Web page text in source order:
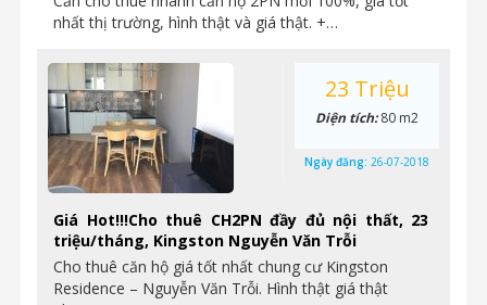
nhất thị trường, hình thật và giá thật. +…
Giá Hot!!!Cho thuê CH2PN đầy đủ nội thất, 23
triệu/tháng, Kingston Nguyễn Văn Trỗi
Cho thuê căn hộ giá tốt nhất chung cư Kingston
Residence – Nguyễn Văn Trỗi. Hình thật giá thật
23 Triệu
Diện tích:80 m2
Ngày đăng: 26-07-2018